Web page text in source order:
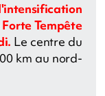
Tempête
Le centre du
km au nord-